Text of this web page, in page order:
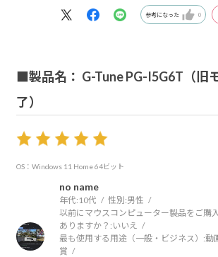
参考になった 0
■製品名： G-Tune PG-I5G6T（旧
了）
OS：Windows 11 Home 64ビット
no name
年代: 10代 性別:男性
以前にマウスコンピューター製品をご購
ありますか？: いいえ
最も使用する用途（一般・ビジネス）:動
賞